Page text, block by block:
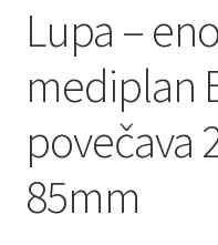
Lupa –
mediplan
povečava
85mm